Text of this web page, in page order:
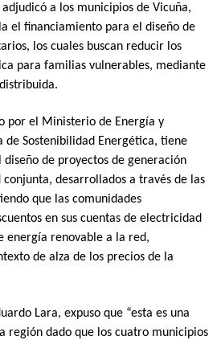
a los municipios de Vicuña,
el financiamiento para el diseño de
los cuales buscan reducir los
para familias vulnerables, mediante
por el Ministerio de Energía y
de Sostenibilidad Energética, tiene
de proyectos de generación
desarrollados a través de las
que las comunidades
en sus cuentas de electricidad
energía renovable a la red,
de alza de los precios de la
Lara, expuso que “esta es una
región dado que los cuatro municipios